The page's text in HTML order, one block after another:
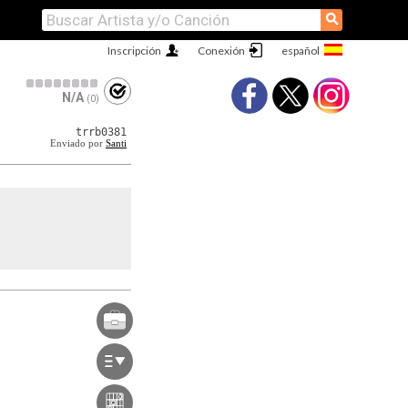
⚲
Conexión
Inscripción
N/A (0)
trrb0381
Enviado por Santi